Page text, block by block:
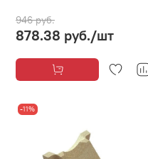
946 руб.
878.38 руб./шт
-11%